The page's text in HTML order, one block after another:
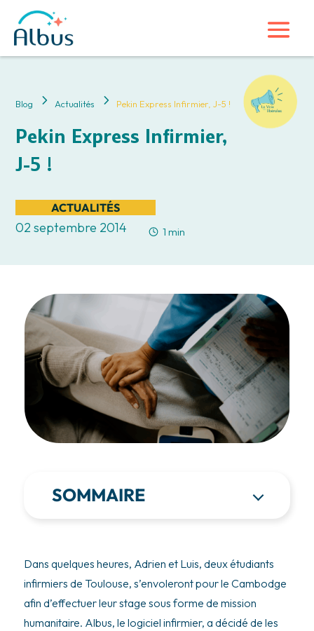
Blog 5 Actualités 5 Pekin Express Infirmier, J-5 !
Pekin Express Infirmier,
J-5 !
ACTUALITÉS
02 septembre 2014 1 min
SOMMAIRE
Dans quelques heures, Adrien et Luis, deux étudiants
infirmiers de Toulouse, s’envoleront pour le Cambodge
afin d’effectuer leur stage sous forme de mission
humanitaire. Albus, le logiciel infirmier, a décidé de les